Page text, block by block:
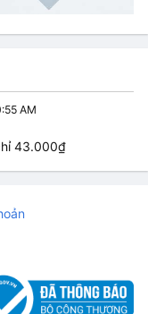
AM
43.000₫